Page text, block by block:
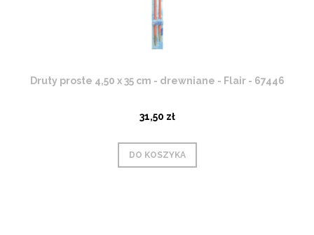
Druty proste 4,50 x 35 cm - drewniane - Flair - 67446
31,50 zł
DO KOSZYKA